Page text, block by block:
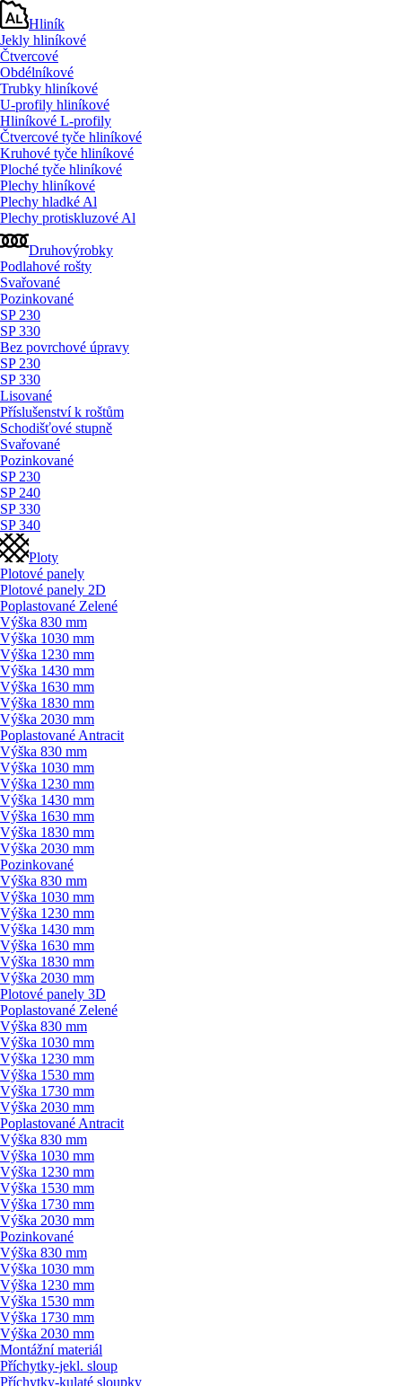
Hliník
Jekly hliníkové
Čtvercové
Obdélníkové
Trubky hliníkové
U-profily hliníkové
Hliníkové L-profily
Čtvercové tyče hliníkové
Kruhové tyče hliníkové
Ploché tyče hliníkové
Plechy hliníkové
Plechy hladké Al
Plechy protiskluzové Al
Druhovýrobky
Podlahové rošty
Svařované
Pozinkované
SP 230
SP 330
Bez povrchové úpravy
SP 230
SP 330
Lisované
Příslušenství k roštům
Schodišťové stupně
Svařované
Pozinkované
SP 230
SP 240
SP 330
SP 340
Ploty
Plotové panely
Plotové panely 2D
Poplastované Zelené
Výška 830 mm
Výška 1030 mm
Výška 1230 mm
Výška 1430 mm
Výška 1630 mm
Výška 1830 mm
Výška 2030 mm
Poplastované Antracit
Výška 830 mm
Výška 1030 mm
Výška 1230 mm
Výška 1430 mm
Výška 1630 mm
Výška 1830 mm
Výška 2030 mm
Pozinkované
Výška 830 mm
Výška 1030 mm
Výška 1230 mm
Výška 1430 mm
Výška 1630 mm
Výška 1830 mm
Výška 2030 mm
Plotové panely 3D
Poplastované Zelené
Výška 830 mm
Výška 1030 mm
Výška 1230 mm
Výška 1530 mm
Výška 1730 mm
Výška 2030 mm
Poplastované Antracit
Výška 830 mm
Výška 1030 mm
Výška 1230 mm
Výška 1530 mm
Výška 1730 mm
Výška 2030 mm
Pozinkované
Výška 830 mm
Výška 1030 mm
Výška 1230 mm
Výška 1530 mm
Výška 1730 mm
Výška 2030 mm
Montážní materiál
Příchytky-jekl. sloup
Příchytky-kulaté sloupky